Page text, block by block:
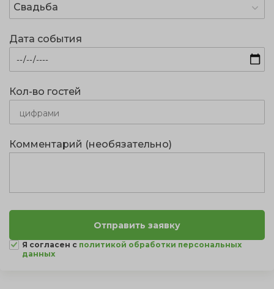
Свадьба
Дата события
Кол-во гостей
Комментарий (необязательно)
Я согласен с политикой обработки персональных
данных